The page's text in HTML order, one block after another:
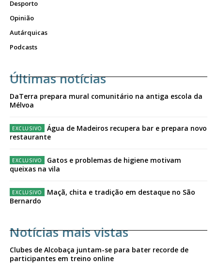
Desporto
Opinião
Autárquicas
Podcasts
Últimas notícias
DaTerra prepara mural comunitário na antiga escola da
Mélvoa
Água de Madeiros recupera bar e prepara novo
restaurante
Gatos e problemas de higiene motivam
queixas na vila
Maçã, chita e tradição em destaque no São
Bernardo
Notícias mais vistas
Clubes de Alcobaça juntam-se para bater recorde de
participantes em treino online